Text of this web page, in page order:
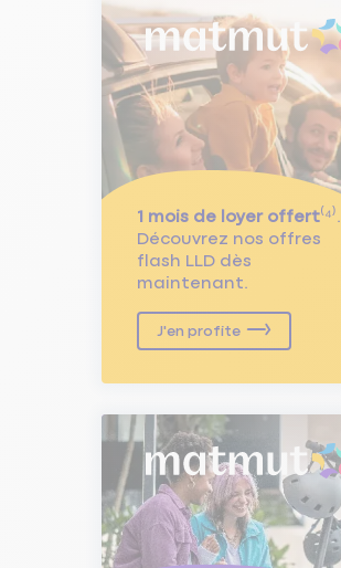
1 mois de loyer offert⁽⁴⁾.
Découvrez nos offres
flash LLD dès
maintenant.
J'en profite